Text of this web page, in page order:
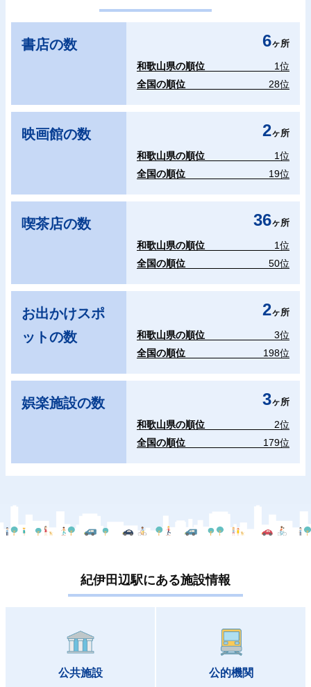
書店の数 6ヶ所
和歌山県の順位
1位
全国の順位
28位
映画館の数 2ヶ所
和歌山県の順位
1位
全国の順位
19位
喫茶店の数 36ヶ所
和歌山県の順位
1位
全国の順位
50位
お出かけスポ
ットの数
2ヶ所
和歌山県の順位
3位
全国の順位
198位
娯楽施設の数 3ヶ所
和歌山県の順位
2位
全国の順位
179位
紀伊田辺駅にある施設情報
公共施設 公的機関